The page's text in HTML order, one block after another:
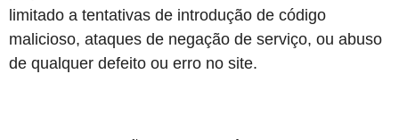
limitado a tentativas de introdução de código
malicioso, ataques de negação de serviço, ou abuso
de qualquer defeito ou erro no site.